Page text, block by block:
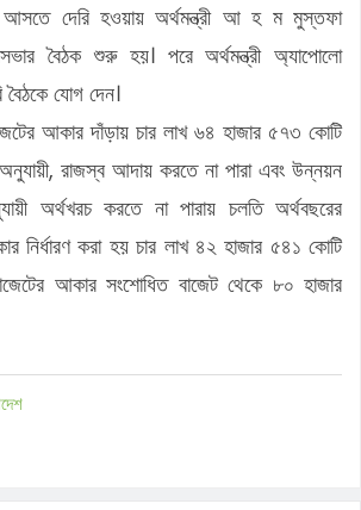
দেরি হওয়ায় অর্থমন্ত্রী আ হ ম মুস্তফা
বৈঠক শুরু হয়। পরে অর্থমন্ত্রী অ্যাপোলো
বৈঠকে যোগ দেন।
আকার দাঁড়ায় চার লাখ ৬৪ হাজার ৫৭৩ কোটি
অনুযায়ী, রাজস্ব আদায় করতে না পারা এবং উন্নয়ন
অর্থখরচ করতে না পারায় চলতি অর্থবছরের
নির্ধারণ করা হয় চার লাখ ৪২ হাজার ৫৪১ কোটি
আকার সংশোধিত বাজেট থেকে ৮০ হাজার